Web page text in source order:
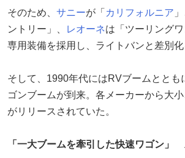
そのため、 サニーが「 カリフォルニア 」
ントリー」、
レオーネは「ツーリング
専用装備を採用し、ライトバンと差別化
そして、1990年代にはRVブームととも
ゴンブームが到来。各メーカーから大
がリリースされていた。
「一大ブームを牽引した快速ワゴン」